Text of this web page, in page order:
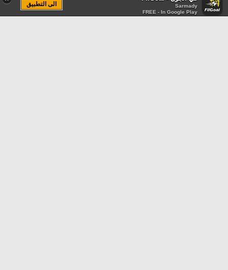
Sarmady
FREE - In Google Play
الى التطبيق